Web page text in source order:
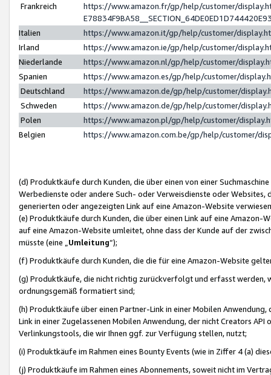
Frankreich
https://www.amazon.fr/gp/help/customer/
Italien
https://www.amazon.it/gp/help/customer/
Irland
https://www.amazon.ie/gp/help/customer/
Niederlande
https://www.amazon.nl/gp/help/customer/
Spanien
https://www.amazon.es/gp/help/customer/
Deutschland
https://www.amazon.de/gp/help/customer/
Schweden
https://www.amazon.de/gp/help/customer/
Polen
https://www.amazon.pl/gp/help/customer/
Belgien
https://www.amazon.com.be/gp/help/customer/
(d) Produktkäufe durch Kunden, die über einen von einer
Werbedienste oder andere Such- oder Verweisdienste oder Websites,
generierten oder angezeigten Link auf eine Amazon-Website
(e) Produktkäufe durch Kunden, die über einen Link auf eine
auf eine Amazon-Website umleitet, ohne dass der Kunde auf der
müsste (eine „ Umleitung“);
(f) Produktkäufe durch Kunden, die die für eine Amazon-Website
(g) Produktkäufe, die nicht richtig zurückverfolgt und erfasst werden,
ordnungsgemäß formatiert sind;
(h) Produktkäufe über einen Partner-Link in einer Mobilen
Link in einer Zugelassenen Mobilen Anwendung, der nicht Creators
Verlinkungstools, die wir Ihnen ggf. zur Verfügung stellen, nutzt;
(i) Produktkäufe im Rahmen eines Bounty Events (wie in Ziffer 4 (a)
(j) Produktkäufe im Rahmen eines Abonnements, soweit nicht im